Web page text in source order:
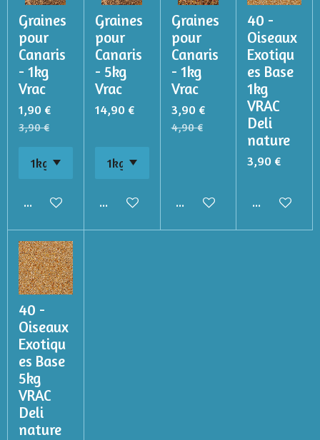
Graines
pour
Canaris
- 1kg
Vrac
1,90 €
3,90 €
Ajouter au panier
Graines
pour
Canaris
- 5kg
Vrac
14,90 €
Ajouter au panier
Graines
pour
Canaris
- 1kg
Vrac
3,90 €
4,90 €
Ajouter au panier
40 -
Oiseaux
Exotiqu
es Base
1kg
VRAC
Deli
nature
3,90 €
Ajouter au
40 -
Oiseaux
Exotiqu
es Base
5kg
VRAC
Deli
nature